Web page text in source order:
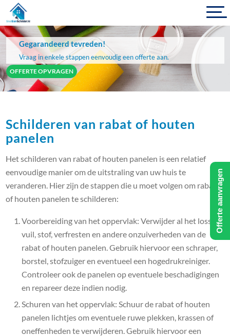
Gegarandeerd tevreden!
Vraag in enkele stappen eenvoudig een offerte aan.
OFFERTE OPVRAGEN
Schilderen van rabat of houten
panelen
Het schilderen van rabat of houten panelen is een relatief
eenvoudige manier om de uitstraling van uw huis te
veranderen. Hier zijn de stappen die u moet volgen om rabat
of houten panelen te schilderen:
Voorbereiding van het oppervlak: Verwijder al het losse
vuil, stof, verfresten en andere onzuiverheden van de
rabat of houten panelen. Gebruik hiervoor een schraper,
borstel, stofzuiger en eventueel een hogedrukreiniger.
Controleer ook de panelen op eventuele beschadigingen
en repareer deze indien nodig.
Schuren van het oppervlak: Schuur de rabat of houten
panelen lichtjes om eventuele ruwe plekken, krassen of
oneffenheden te verwijderen. Gebruik hiervoor een
Offerte aanvragen